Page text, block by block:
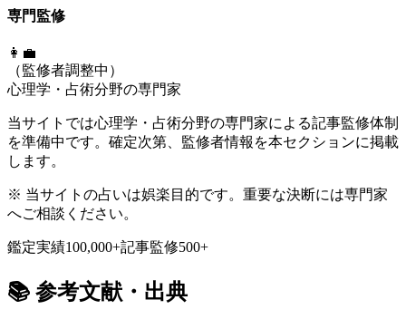
専門監修
👩‍💼
（監修者調整中）
心理学・占術分野の専門家
当サイトでは心理学・占術分野の専門家による記事監修体制
を準備中です。確定次第、監修者情報を本セクションに掲載
します。
※ 当サイトの占いは娯楽目的です。重要な決断には専門家
へご相談ください。
鑑定実績100,000+記事監修500+
📚 参考文献・出典